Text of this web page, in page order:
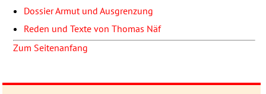
Dossier Armut und Ausgrenzung
Reden und Texte von Thomas Näf
Zum Seitenanfang